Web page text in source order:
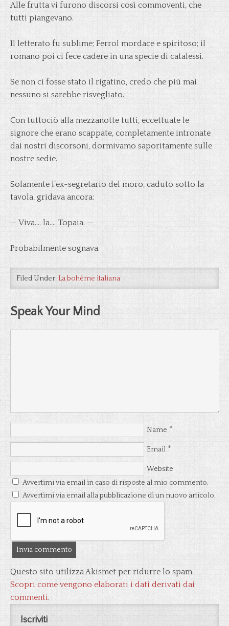
Alle frutta vi furono discorsi così commoventi, che
tutti piangevano.
Il letterato fu sublime; Ferrol mordace e spiritoso; il
romano poi ci fece cadere in una specie di catalessi.
Se non ci fosse stato il rigatino, credo che più mai
nessuno si sarebbe risvegliato.
Con tuttociò alla mezzanotte tutti, eccettuate le
signore che erano scappate, completamente intronate
dai nostri discorsoni, dormivamo saporitamente sulle
nostre sedie.
Solamente l’ex-segretario del moro, caduto sotto la
tavola, gridava ancora:
— Viva…. la…. Topaia. —
Probabilmente sognava.
Filed Under: La bohême italiana
Speak Your Mind
Name *
Email *
Website
Avvertimi via email in caso di risposte al mio commento.
Avvertimi via email alla pubblicazione di un nuovo articolo.
Questo sito utilizza Akismet per ridurre lo spam.
Scopri come vengono elaborati i dati derivati dai
commenti.
Iscriviti